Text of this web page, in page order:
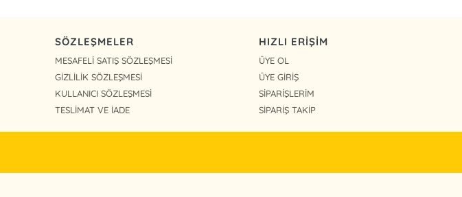
SÖZLEŞMELER
MESAFELİ SATIŞ SÖZLEŞMESİ
GİZLİLİK SÖZLEŞMESİ
KULLANICI SÖZLEŞMESİ
TESLİMAT VE İADE
HIZLI ERİŞİM
ÜYE OL
ÜYE GİRİŞ
SİPARİŞLERİM
SİPARİŞ TAKİP